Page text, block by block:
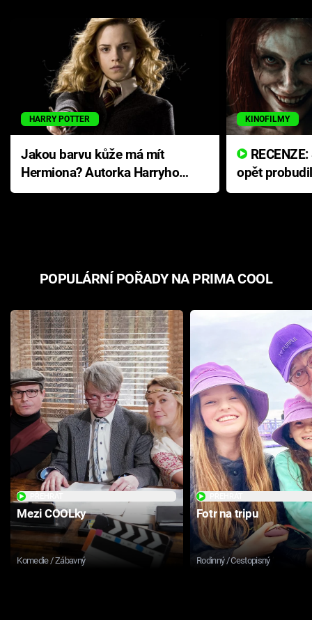
HARRY POTTER
Jakou barvu kůže má mít
Hermiona? Autorka Harryho
Pottera přišla s ráznou
KINOFILMY
opět
přichází s
POPULÁRNÍ POŘADY NA PRIMA COOL
Mezi COOLky
Komedie / Zábavný
Fotr na tripu
Rodinný / Cestopisný